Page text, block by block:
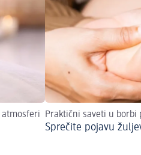
atmosferi
Praktični saveti u borbi
Sprečite pojavu